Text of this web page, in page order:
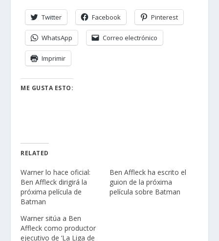
Twitter Facebook Pinterest
WhatsApp Correo electrónico
Imprimir
ME GUSTA ESTO:
RELATED
Warner lo hace oficial:
Ben Affleck dirigirá la
próxima película de
Batman
Ben Affleck ha escrito el
guion de la próxima
película sobre Batman
Warner sitúa a Ben
Affleck como productor
ejecutivo de ‘La Liga de